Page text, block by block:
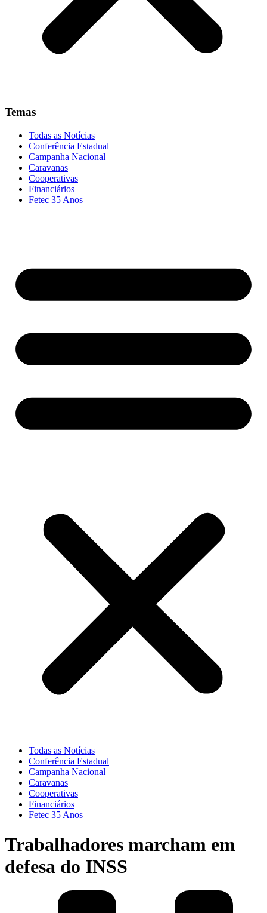
Temas
Todas as Notícias
Conferência Estadual
Campanha Nacional
Caravanas
Cooperativas
Financiários
Fetec 35 Anos
Todas as Notícias
Conferência Estadual
Campanha Nacional
Caravanas
Cooperativas
Financiários
Fetec 35 Anos
Trabalhadores marcham em
defesa do INSS